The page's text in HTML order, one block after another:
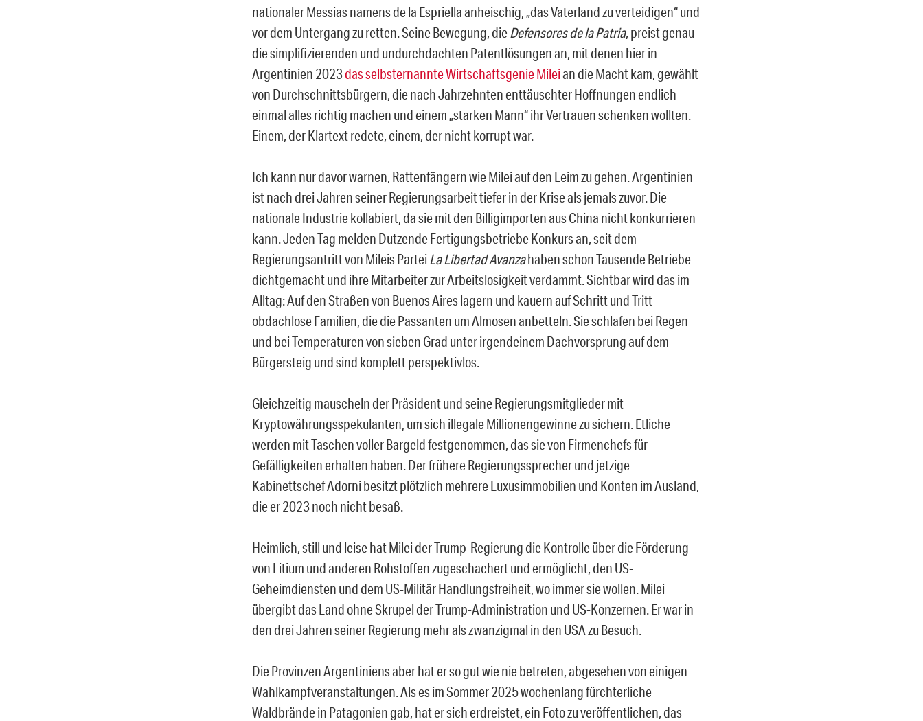
nationaler Messias namens de la Espriella anheischig, „das Vaterland zu verteidigen“ und
vor dem Untergang zu retten. Seine Bewegung, dieDefensores de la Patria, preist genau
die simplifizierenden und undurchdachten Patentlösungen an, mit denen hier in
Argentinien 2023das selbsternannte Wirtschaftsgenie Mileian die Macht kam, gewählt
von Durchschnittsbürgern, die nach Jahrzehnten enttäuschter Hoffnungen endlich
einmal alles richtig machen und einem „starken Mann“ ihr Vertrauen schenken wollten.
Einem, der Klartext redete, einem, der nicht korrupt war.
Ich kann nur davor warnen, Rattenfängern wie Milei auf den Leim zu gehen. Argentinien
ist nach drei Jahren seiner Regierungsarbeit tiefer in der Krise als jemals zuvor. Die
nationale Industrie kollabiert, da sie mit den Billigimporten aus China nicht konkurrieren
kann. Jeden Tag melden Dutzende Fertigungsbetriebe Konkurs an, seit dem
Regierungsantritt von Mileis Partei La Libertad Avanzahaben schon Tausende Betriebe
dichtgemacht und ihre Mitarbeiter zur Arbeitslosigkeit verdammt. Sichtbar wird das im
Alltag: Auf den Straßen von Buenos Aires lagern und kauern auf Schritt und Tritt
obdachlose Familien, die die Passanten um Almosen anbetteln. Sie schlafen bei Regen
und bei Temperaturen von sieben Grad unter irgendeinem Dachvorsprung auf dem
Bürgersteig und sind komplett perspektivlos.
Gleichzeitig mauscheln der Präsident und seine Regierungsmitglieder mit
Kryptowährungsspekulanten, um sich illegale Millionengewinne zu sichern. Etliche
werden mit Taschen voller Bargeld festgenommen, das sie von Firmenchefs für
Gefälligkeiten erhalten haben. Der frühere Regierungssprecher und jetzige
Kabinettschef Adorni besitzt plötzlich mehrere Luxusimmobilien und Konten im Ausland,
die er 2023 noch nicht besaß.
Heimlich, still und leise hat Milei der Trump-Regierung die Kontrolle über die Förderung
von Litium und anderen Rohstoffen zugeschachert und ermöglicht, den US-
Geheimdiensten und dem US-Militär Handlungsfreiheit, wo immer sie wollen. Milei
übergibt das Land ohne Skrupel der Trump-Administration und US-Konzernen. Er war in
den drei Jahren seiner Regierung mehr als zwanzigmal in den USA zu Besuch.
Die Provinzen Argentiniens aber hat er so gut wie nie betreten, abgesehen von einigen
Wahlkampfveranstaltungen. Als es im Sommer 2025 wochenlang fürchterliche
Waldbrände in Patagonien gab, hat er sich erdreistet, ein Foto zu veröffentlichen, das